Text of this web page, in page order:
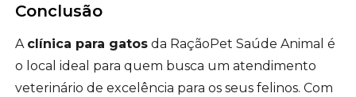
Conclusão
A clínica para gatos da RaçãoPet Saúde Animal é
o local ideal para quem busca um atendimento
veterinário de excelência para os seus felinos. Com